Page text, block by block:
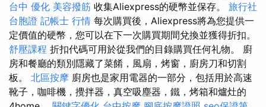
台中 優化 美容撥筋 收集Aliexpress的硬幣並保存。 旅行社
台胞證 記帳士 行情 每次購買後，Aliexpress將為您提供一
定價值的硬幣，您可以在下一次購買期間兌換並獲得折扣。
舒壓課程 折扣代碼可用於從我們的目錄購買任何礼物。 廚
房和餐廳的類別隱藏了菜餚，風扇，烤窗，廚房刀和切割
板。 北區按摩 廚房也是家用電器的一部分，包括用於高速
靴子，咖啡機，攪拌器，真空吸塵器，鐵，烤箱和爐灶的